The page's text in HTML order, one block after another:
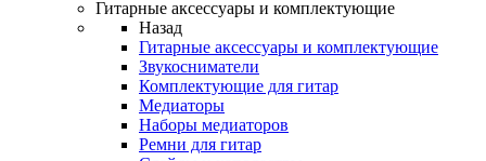
Гитарные аксессуары и комплектующие
Назад
Гитарные аксессуары и комплектующие
Звукосниматели
Комплектующие для гитар
Медиаторы
Наборы медиаторов
Ремни для гитар